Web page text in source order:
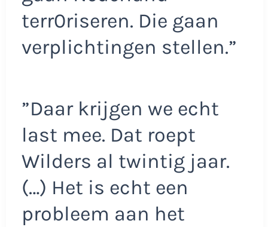
terr0riseren. Die gaan
verplichtingen stellen.”
”Daar krijgen we echt
last mee. Dat roept
Wilders al twintig jaar.
(…) Het is echt een
probleem aan het